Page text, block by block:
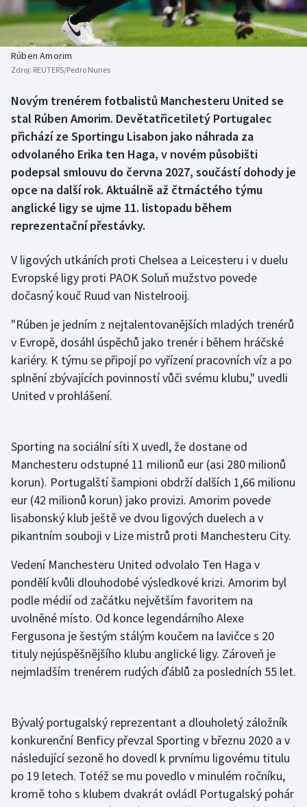
Baseball a softbal
Basketbal
Biatlon
Boby a skeleton
Box
Curling
Dostihy
Futsal
Gymnastika
Házená
Jezdectví
Krasobruslení
Lezení
Lyže a snowboard
Moderní pětiboj
Motorsport
Olympijské hry
Parasport
Plážový volejbal
Ragby
Rychlobruslení
Soutěže
Historické návraty
Aplikace ČT sport
AZ kvíz
Rúben Amorim
Zdroj: REUTERS/Pedro Nunes
Novým trenérem fotbalistů Manchesteru United se
stal Rúben Amorim. Devětatřicetiletý Portugalec
přichází ze Sportingu Lisabon jako náhrada za
odvolaného Erika ten Haga, v novém působišti
podepsal smlouvu do června 2027, součástí dohody je
opce na další rok. Aktuálně až čtrnáctého týmu
anglické ligy se ujme 11. listopadu během
reprezentační přestávky.
V ligových utkáních proti Chelsea a Leicesteru i v duelu
Evropské ligy proti PAOK Soluň mužstvo povede
dočasný kouč Ruud van Nistelrooij.
"Rúben je jedním z nejtalentovanějších mladých trenérů
v Evropě, dosáhl úspěchů jako trenér i během hráčské
kariéry. K týmu se připojí po vyřízení pracovních víz a po
splnění zbývajících povinností vůči svému klubu," uvedli
United v prohlášení.
Sporting na sociální síti X uvedl, že dostane od
Manchesteru odstupné 11 milionů eur (asi 280 milionů
korun). Portugalští šampioni obdrží dalších 1,66 milionu
eur (42 milionů korun) jako provizi. Amorim povede
lisabonský klub ještě ve dvou ligových duelech a v
pikantním souboji v Lize mistrů proti Manchesteru City.
Vedení Manchesteru United odvolalo Ten Haga v
pondělí kvůli dlouhodobé výsledkové krizi. Amorim byl
podle médií od začátku největším favoritem na
uvolněné místo. Od konce legendárního Alexe
Fergusona je šestým stálým koučem na lavičce s 20
tituly nejúspěšnějšího klubu anglické ligy. Zároveň je
nejmladším trenérem rudých ďáblů za posledních 55 let.
Bývalý portugalský reprezentant a dlouholetý záložník
konkurenční Benficy převzal Sporting v březnu 2020 a v
následující sezoně ho dovedl k prvnímu ligovému titulu
po 19 letech. Totéž se mu povedlo v minulém ročníku,
kromě toho s klubem dvakrát ovládl Portugalský pohár